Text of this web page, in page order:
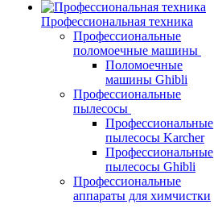
Профессиональная техника
Профессиональные
поломоечные машины
Поломоечные
машины Ghibli
Профессиональные
пылесосы
Профессиональные
пылесосы Karcher
Профессиональные
пылесосы Ghibli
Профессиональные
аппараты для химчистки